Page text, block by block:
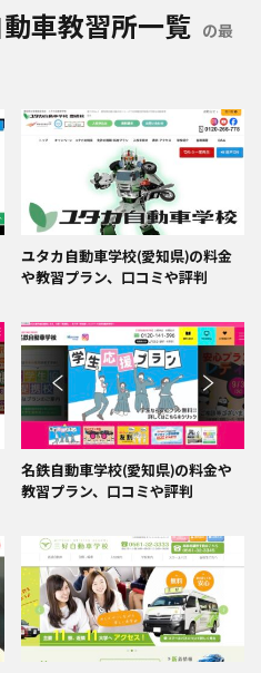
車教習所一覧 の最
ユタカ自動車学校(愛知県)の料金
や教習プラン、口コミや評判
名鉄自動車学校(愛知県)の料金や
教習プラン、口コミや評判